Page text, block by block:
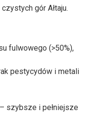
gór Ałtaju.
fulwowego (>50%),
pestycydów i metali
szybsze i pełniejsze